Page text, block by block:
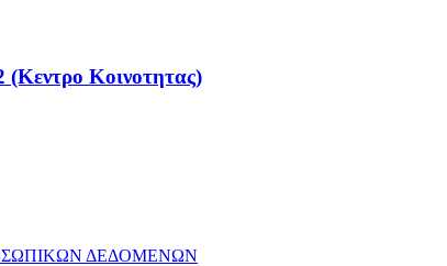
Κοινοτητας)
ΔΕΔΟΜΕΝΩΝ